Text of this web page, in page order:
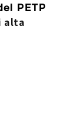
PETP
alta